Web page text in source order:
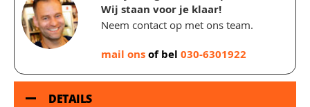
Wij staan voor je klaar!
Neem contact op met ons team.
mail onsof bel 030-6301922
DETAILS